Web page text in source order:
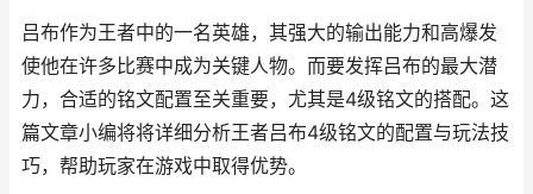
吕布作为王者中的一名英雄，其强大的输出能力和高爆发
使他在许多比赛中成为关键人物。而要发挥吕布的最大潜
力，合适的铭文配置至关重要，尤其是4级铭文的搭配。这
篇文章小编将将详细分析王者吕布4级铭文的配置与玩法技
巧，帮助玩家在游戏中取得优势。